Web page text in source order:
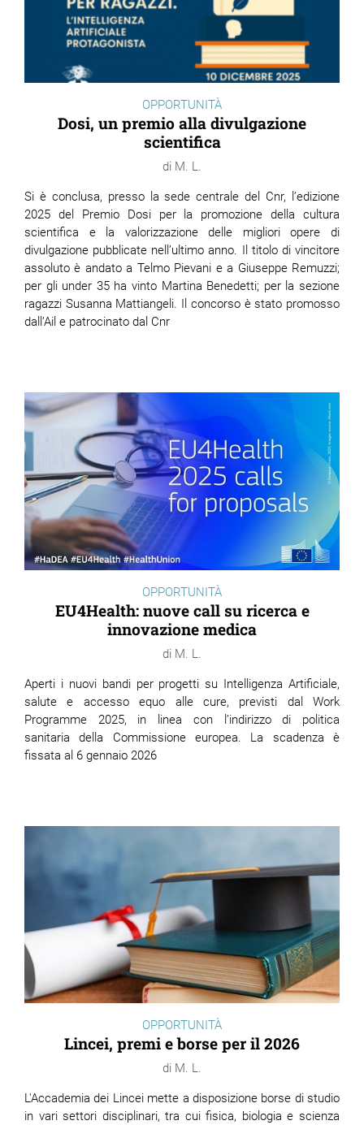
OPPORTUNITÀ
Dosi, un premio alla divulgazione
scientifica
M. L.
Si è conclusa, presso la sede centrale del Cnr, l’edizione
2025 del Premio Dosi per la promozione della cultura
scientifica e la valorizzazione delle migliori opere di
divulgazione pubblicate nell’ultimo anno. Il titolo di vincitore
assoluto è andato a Telmo Pievani e a Giuseppe Remuzzi;
per gli under 35 ha vinto Martina Benedetti; per la sezione
ragazzi Susanna Mattiangeli. Il concorso è stato promosso
dall’Ail e patrocinato dal Cnr
OPPORTUNITÀ
EU4Health: nuove call su ricerca e
innovazione medica
M. L.
Aperti i nuovi bandi per progetti su Intelligenza Artificiale,
salute e accesso equo alle cure, previsti dal Work
Programme 2025, in linea con l’indirizzo di politica
sanitaria della Commissione europea. La scadenza è
fissata al 6 gennaio 2026
OPPORTUNITÀ
Lincei, premi e borse per il 2026
M. L.
L'Accademia dei Lincei mette a disposizione borse di studio
in vari settori disciplinari, tra cui fisica, biologia e scienza